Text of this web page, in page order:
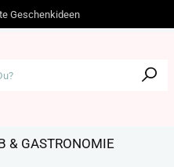
Geschenkideen
& GASTRONOMIE